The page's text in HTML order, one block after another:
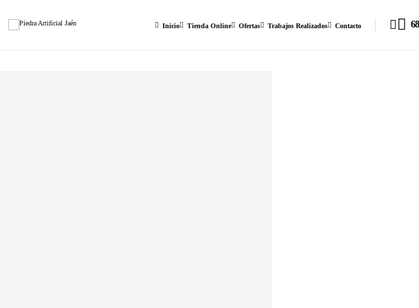
Inicio Tienda Online Ofertas Trabajos Realizados Contacto